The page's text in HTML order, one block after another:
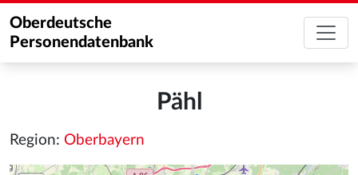
Oberdeutsche
Personendatenbank
Pähl
Region: Oberbayern